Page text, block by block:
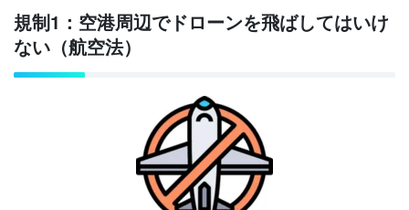
規制1：空港周辺でドローンを飛ばしてはいけ
ない（航空法）